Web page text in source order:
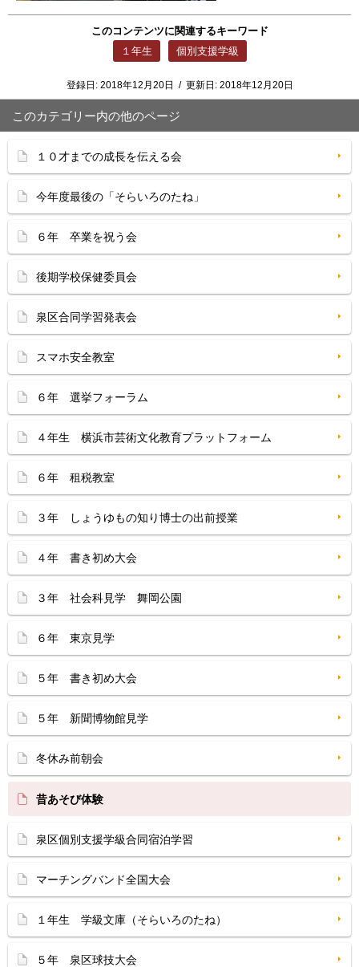
このコンテンツに関連するキーワード
１年生
個別支援学級
登録日: 2018年12月20日 / 更新日: 2018年12月20日
このカテゴリー内の他のページ
１０才までの成長を伝える会
今年度最後の「そらいろのたね」
６年 卒業を祝う会
後期学校保健委員会
泉区合同学習発表会
スマホ安全教室
６年 選挙フォーラム
４年生 横浜市芸術文化教育プラットフォーム
６年 租税教室
３年 しょうゆもの知り博士の出前授業
４年 書き初め大会
３年 社会科見学 舞岡公園
６年 東京見学
５年 書き初め大会
５年 新聞博物館見学
冬休み前朝会
昔あそび体験
泉区個別支援学級合同宿泊学習
マーチングバンド全国大会
１年生 学級文庫（そらいろのたね）
５年 泉区球技大会